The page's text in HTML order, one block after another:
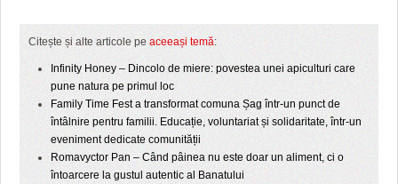
Citește și alte articole pe aceeași temă:
Infinity Honey – Dincolo de miere: povestea unei apiculturi care
pune natura pe primul loc
Family Time Fest a transformat comuna Șag într-un punct de
întâlnire pentru familii. Educație, voluntariat și solidaritate, într-un
eveniment dedicate comunității
Romavyctor Pan – Când pâinea nu este doar un aliment, ci o
întoarcere la gustul autentic al Banatului